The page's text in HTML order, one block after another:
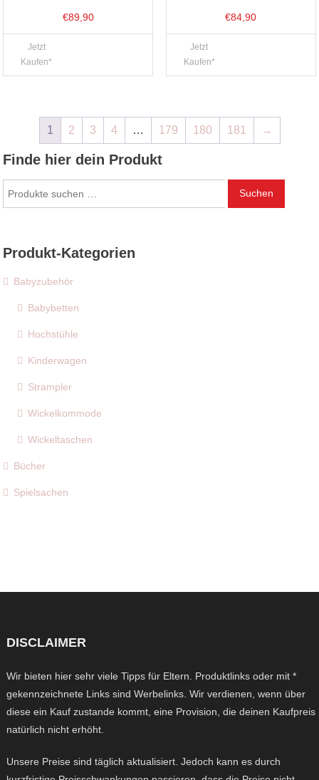
€89,90
Jetzt
Kaufen*
€84,90
Jetzt
Kaufen*
1 2 3 4 … 179 180 181 →
Finde hier dein Produkt
nach:
Suchen
Produkt-Kategorien
Babyzubehör
Babybetten
Hochstühle
Kinderwagen
Strampler
Wickelkommode
Wickeltaschen
Bücher
Spielsachen
DISCLAIMER
Wir bieten hier sehr viele Tipps für Eltern. Produktlinks oder mit *
gekennzeichnete Links sind Werbelinks. Wir verdienen, wenn über
diese ein Kauf zustande kommt, eine Provision, die deinen Kaufpreis
natürlich nicht erhöht.
Unsere Preise sind täglich aktualisiert. Jedoch kann es durch